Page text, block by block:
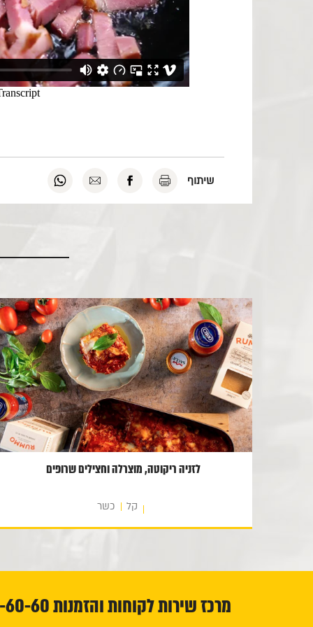
שיתוף
להדפסה
לשיתוף
לשליחה
לשיתוף
לזניה ריקוטה, מוצרלה וחצילים שרופים
קל כשר
מרכז שירות לקוחות והזמנות 1-800-23-60-60